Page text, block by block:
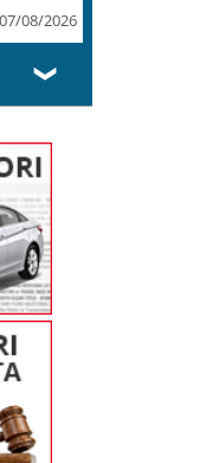
08/2026
❯